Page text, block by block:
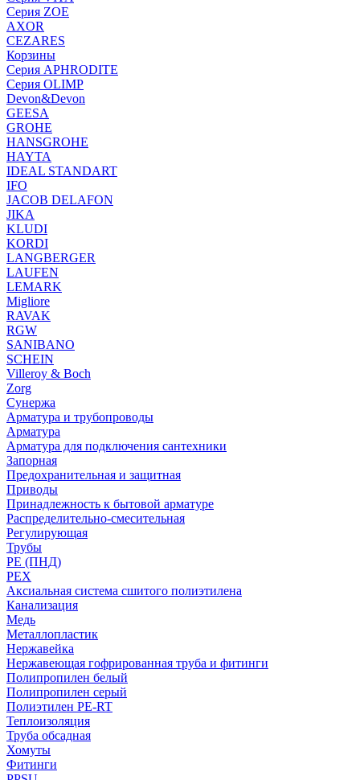
Серия ZOE
AXOR
CEZARES
Корзины
Серия APHRODITE
Серия OLIMP
Devon&Devon
GEESA
GROHE
HANSGROHE
HAYTA
IDEAL STANDART
IFO
JACOB DELAFON
JIKA
KLUDI
KORDI
LANGBERGER
LAUFEN
LEMARK
Migliore
RAVAK
RGW
SANIBANO
SCHEIN
Villeroy & Boch
Zorg
Сунержа
Арматура и трубопроводы
Арматура
Арматура для подключения сантехники
Запорная
Предохранительная и защитная
Приводы
Принадлежность к бытовой арматуре
Распределительно-смесительная
Регулирующая
Трубы
PE (ПНД)
PEX
Аксиальная система сшитого полиэтилена
Канализация
Медь
Металлопластик
Нержавейка
Нержавеющая гофрированная труба и фитинги
Полипропилен белый
Полипропилен серый
Полиэтилен PE-RT
Теплоизоляция
Труба обсадная
Хомуты
Фитинги